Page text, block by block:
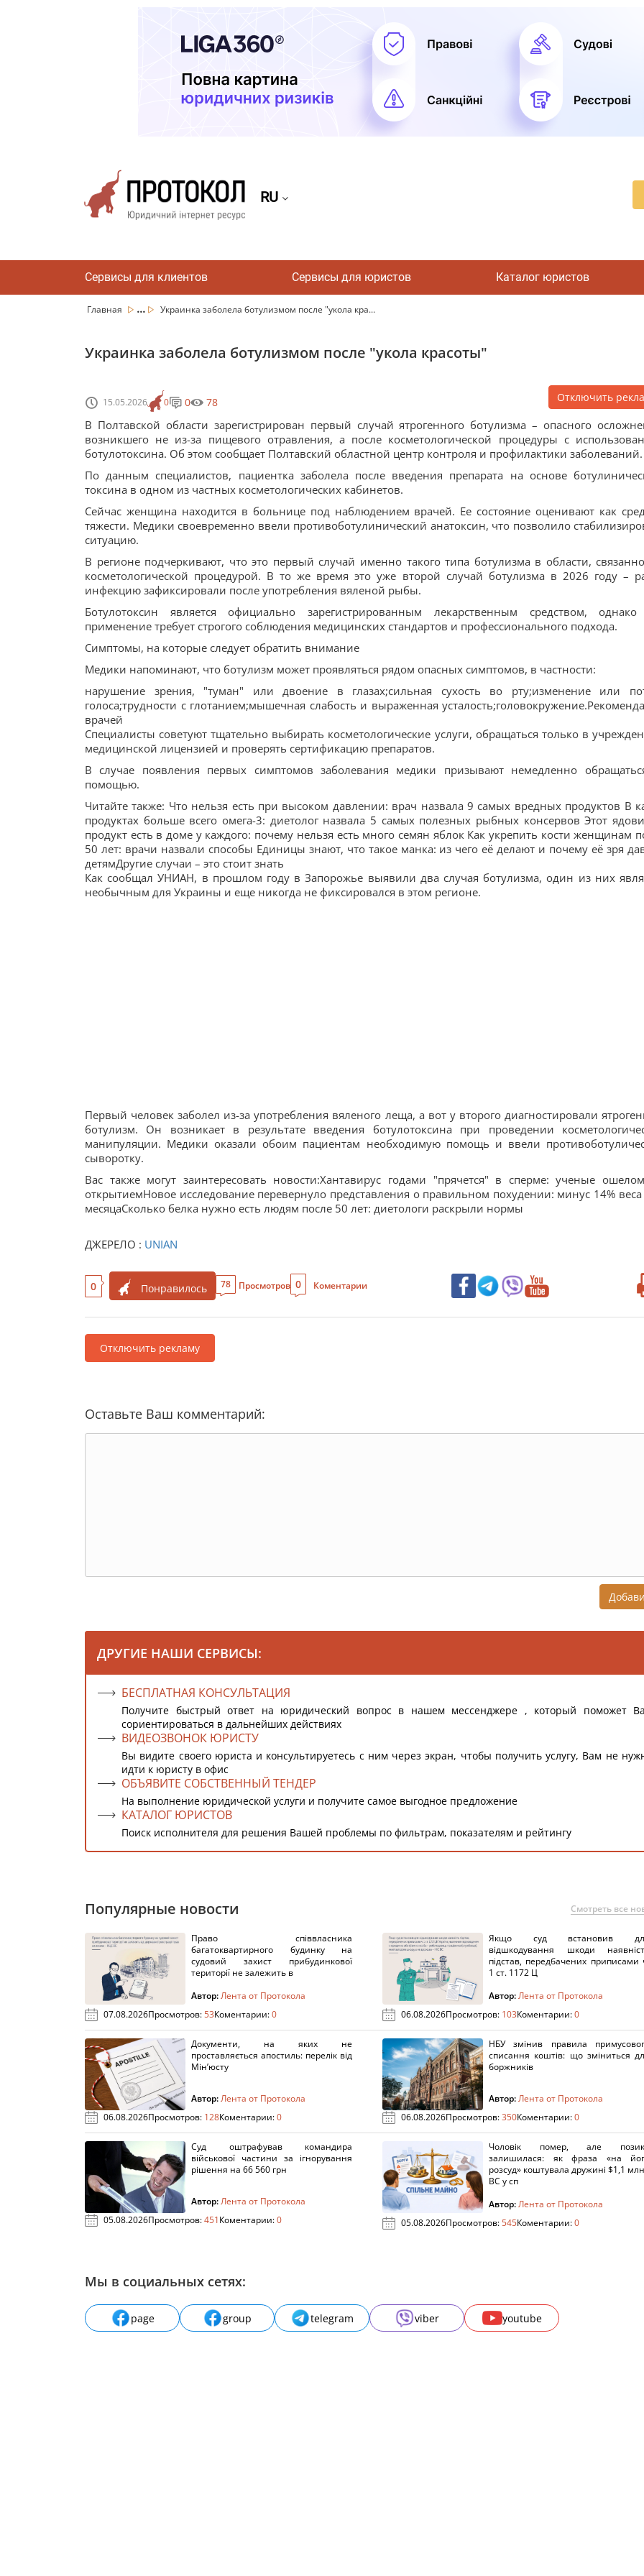
RU
Сервисы для клиентов Сервисы для юристов Каталог юристов
Главная ... Украинка заболела ботулизмом после "укола кра...
Украинка заболела ботулизмом после "укола красоты"
15.05.2026 0 0 78 Отключить
В Полтавской области зарегистрирован первый случай ятрогенного ботулизма – опасного
возникшего не из-за пищевого отравления, а после косметологической процедуры с
ботулотоксина. Об этом сообщает Полтавский областной центр контроля и профилактики заболеваний.
По данным специалистов, пациентка заболела после введения препарата на основе
токсина в одном из частных косметологических кабинетов.
Сейчас женщина находится в больнице под наблюдением врачей. Ее состояние оценивают как
тяжести. Медики своевременно ввели противоботулинический анатоксин, что позволило
ситуацию.
В регионе подчеркивают, что это первый случай именно такого типа ботулизма в области,
косметологической процедурой. В то же время это уже второй случай ботулизма в 2026 году –
инфекцию зафиксировали после употребления вяленой рыбы.
Ботулотоксин является официально зарегистрированным лекарственным средством, однако
применение требует строгого соблюдения медицинских стандартов и профессионального подхода.
Симптомы, на которые следует обратить внимание
Медики напоминают, что ботулизм может проявляться рядом опасных симптомов, в частности:
нарушение зрения, "туман" или двоение в глазах;сильная сухость во рту;изменение или
голоса;трудности с глотанием;мышечная слабость и выраженная
врачей
Специалисты советуют тщательно выбирать косметологические услуги, обращаться только в
медицинской лицензией и проверять сертификацию препаратов.
В случае появления первых симптомов заболевания медики призывают немедленно
помощью.
Читайте также: Что нельзя есть при высоком давлении: врач назвала 9 самых вредных продуктов В
продуктах больше всего омега-3: диетолог назвала 5 самых полезных рыбных консервов Этот
продукт есть в доме у каждого: почему нельзя есть много семян яблок Как укрепить кости женщинам
50 лет: врачи назвали способы Единицы знают, что такое манка: из чего её делают и почему её зря
детямДругие случаи – это стоит знать
Как сообщал УНИАН, в прошлом году в Запорожье выявили два случая ботулизма, один из них
необычным для Украины и еще никогда не фиксировался в этом регионе.
Первый человек заболел из-за употребления вяленого леща, а вот у второго диагностировали
ботулизм. Он возникает в результате введения ботулотоксина при проведении
манипуляции. Медики оказали обоим пациентам необходимую помощь и ввели
сыворотку.
Вас также могут заинтересовать новости:Хантавирус годами "прячется" в сперме: ученые
открытиемНовое исследование перевернуло представления о правильном похудении: минус 14% веса
месяцаСколько белка нужно есть людям после 50 лет: диетологи раскрыли нормы
ДЖЕРЕЛО : UNIAN
0 Понравилось 78 Просмотров 0 Коментарии
Отключить рекламу
Оставьте Ваш комментарий:
ДРУГИЕ НАШИ СЕРВИСЫ:
БЕСПЛАТНАЯ КОНСУЛЬТАЦИЯ
Получите быстрый ответ на юридический вопрос в нашем мессенджере , который поможет
сориентироваться в дальнейших действиях
ВИДЕОЗВОНОК ЮРИСТУ
Вы видите своего юриста и консультируетесь с ним через экран, чтобы получить услугу, Вам не
идти к юристу в офис
ОБЪЯВИТЕ СОБСТВЕННЫЙ ТЕНДЕР
На выполнение юридической услуги и получите самое выгодное предложение
КАТАЛОГ ЮРИСТОВ
Поиск исполнителя для решения Вашей проблемы по фильтрам, показателям и рейтингу
Популярные новости Смотреть все
Право співвласника
багатоквартирного будинку на
судовий захист прибудинкової
території не залежить в
Автор:Лента от Протокола
07.08.2026Просмотров:53Коментарии:0
Якщо суд встановив
відшкодування шкоди
підстав, передбачених приписами
1 ст. 1172 Ц
Автор:Лента от Протокола
06.08.2026Просмотров: 103Коментарии:0
Документи, на яких не
проставляється апостиль: перелік від
Мін’юсту
Автор:Лента от Протокола
06.08.2026Просмотров: 128Коментарии:0
НБУ змінив правила
списання коштів: що зміниться
боржників
Автор:Лента от Протокола
06.08.2026Просмотров:350Коментарии:0
Суд оштрафував командира
військової частини за ігнорування
рішення на 66 560 грн
Автор:Лента от Протокола
05.08.2026Просмотров:451Коментарии:0
Чоловік помер, але
залишилася: як фраза «на
розсуд» коштувала дружині $1,1
ВС у сп
Автор:Лента от Протокола
05.08.2026Просмотров:545Коментарии:0
Мы в социальных сетях:
page group telegram viber youtube